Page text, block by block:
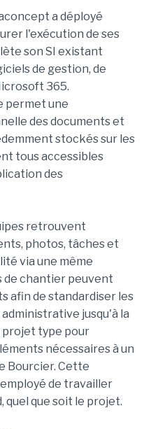
a déployé
l'exécution de ses
son SI existant
de gestion, de
365.
permet une
des documents et
stockés sur les
tous accessibles
des
retrouvent
photos, tâches et
via une même
de chantier peuvent
afin de standardiser les
jusqu'à la
projet type pour
nécessaires à un
Bourcier. Cette
de travailler
quel que soit le projet.